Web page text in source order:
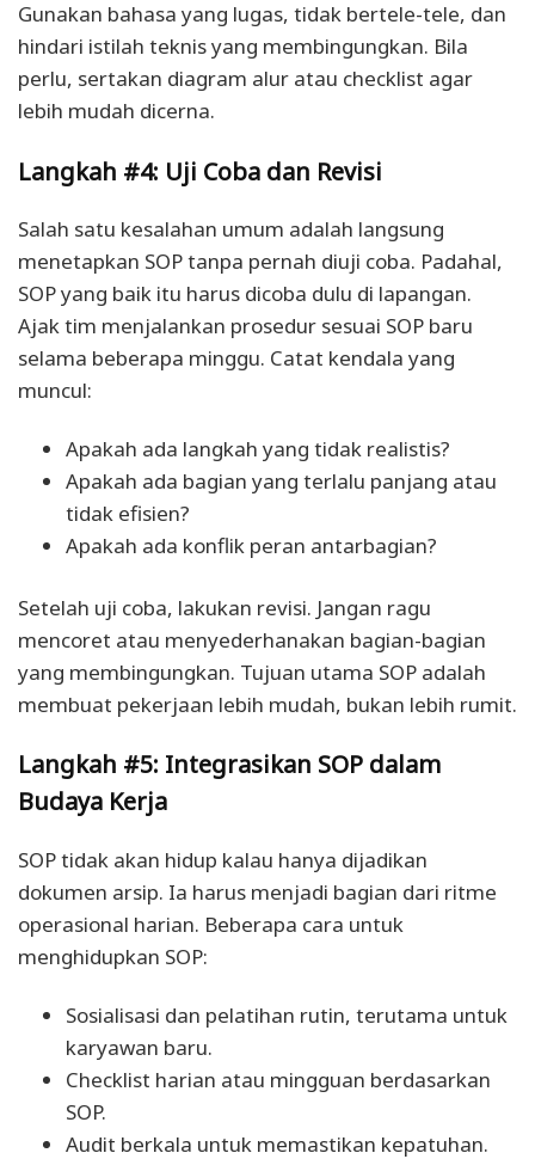
Gunakan bahasa yang lugas, tidak bertele-tele, dan
hindari istilah teknis yang membingungkan. Bila
perlu, sertakan diagram alur atau checklist agar
lebih mudah dicerna.
Langkah #4: Uji Coba dan Revisi
Salah satu kesalahan umum adalah langsung
menetapkan SOP tanpa pernah diuji coba. Padahal,
SOP yang baik itu harus dicoba dulu di lapangan.
Ajak tim menjalankan prosedur sesuai SOP baru
selama beberapa minggu. Catat kendala yang
muncul:
Apakah ada langkah yang tidak realistis?
Apakah ada bagian yang terlalu panjang atau
tidak efisien?
Apakah ada konflik peran antarbagian?
Setelah uji coba, lakukan revisi. Jangan ragu
mencoret atau menyederhanakan bagian-bagian
yang membingungkan. Tujuan utama SOP adalah
membuat pekerjaan lebih mudah, bukan lebih rumit.
Langkah #5: Integrasikan SOP dalam
Budaya Kerja
SOP tidak akan hidup kalau hanya dijadikan
dokumen arsip. Ia harus menjadi bagian dari ritme
operasional harian. Beberapa cara untuk
menghidupkan SOP:
Sosialisasi dan pelatihan rutin, terutama untuk
karyawan baru.
Checklist harian atau mingguan berdasarkan
SOP.
Audit berkala untuk memastikan kepatuhan.